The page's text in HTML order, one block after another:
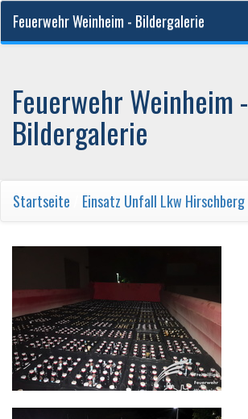
Feuerwehr Weinheim - Bildergalerie
Feuerwehr Weinheim -
Bildergalerie
Startseite Einsatz Unfall Lkw Hirschberg